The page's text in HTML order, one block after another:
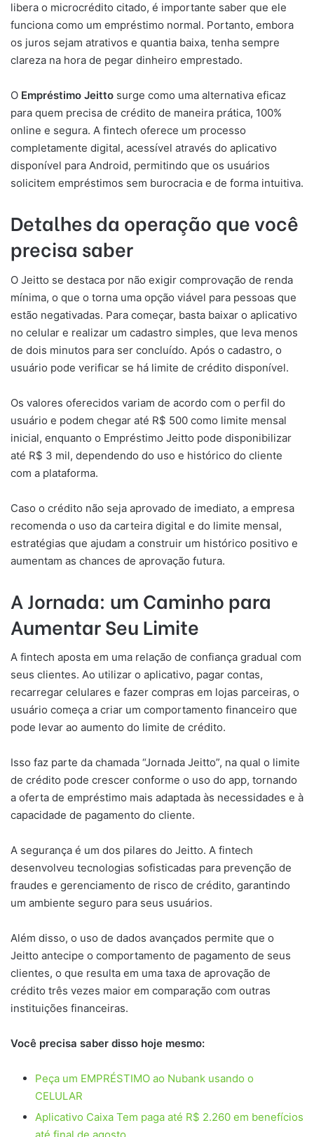
libera o microcrédito citado, é importante saber que ele
funciona como um empréstimo normal. Portanto, embora
os juros sejam atrativos e quantia baixa, tenha sempre
clareza na hora de pegar dinheiro emprestado.
O Empréstimo Jeitto surge como uma alternativa eficaz
para quem precisa de crédito de maneira prática, 100%
online e segura. A fintech oferece um processo
completamente digital, acessível através do aplicativo
disponível para Android, permitindo que os usuários
solicitem empréstimos sem burocracia e de forma intuitiva.
Detalhes da operação que você
precisa saber
O Jeitto se destaca por não exigir comprovação de renda
mínima, o que o torna uma opção viável para pessoas que
estão negativadas. Para começar, basta baixar o aplicativo
no celular e realizar um cadastro simples, que leva menos
de dois minutos para ser concluído. Após o cadastro, o
usuário pode verificar se há limite de crédito disponível.
Os valores oferecidos variam de acordo com o perfil do
usuário e podem chegar até R$ 500 como limite mensal
inicial, enquanto o Empréstimo Jeitto pode disponibilizar
até R$ 3 mil, dependendo do uso e histórico do cliente
com a plataforma.
Caso o crédito não seja aprovado de imediato, a empresa
recomenda o uso da carteira digital e do limite mensal,
estratégias que ajudam a construir um histórico positivo e
aumentam as chances de aprovação futura.
A Jornada: um Caminho para
Aumentar Seu Limite
A fintech aposta em uma relação de confiança gradual com
seus clientes. Ao utilizar o aplicativo, pagar contas,
recarregar celulares e fazer compras em lojas parceiras, o
usuário começa a criar um comportamento financeiro que
pode levar ao aumento do limite de crédito.
Isso faz parte da chamada “Jornada Jeitto”, na qual o limite
de crédito pode crescer conforme o uso do app, tornando
a oferta de empréstimo mais adaptada às necessidades e à
capacidade de pagamento do cliente.
A segurança é um dos pilares do Jeitto. A fintech
desenvolveu tecnologias sofisticadas para prevenção de
fraudes e gerenciamento de risco de crédito, garantindo
um ambiente seguro para seus usuários.
Além disso, o uso de dados avançados permite que o
Jeitto antecipe o comportamento de pagamento de seus
clientes, o que resulta em uma taxa de aprovação de
crédito três vezes maior em comparação com outras
instituições financeiras.
Você precisa saber disso hoje mesmo:
Peça um EMPRÉSTIMO ao Nubank usando o
CELULAR
Aplicativo Caixa Tem paga até R$ 2.260 em benefícios